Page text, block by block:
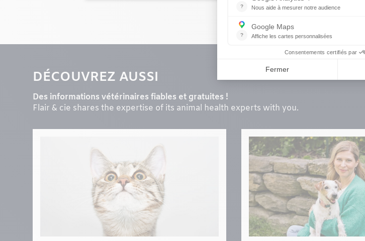
DÉCOUVREZ AUSSI
Des informations vétérinaires fiables et gratuites !
Flair & cie shares the expertise of its animal health experts with you.